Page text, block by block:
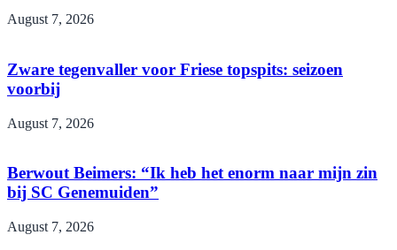
August 7, 2026
Zware tegenvaller voor Friese topspits: seizoen
voorbij
August 7, 2026
Berwout Beimers: “Ik heb het enorm naar mijn zin
bij SC Genemuiden”
August 7, 2026